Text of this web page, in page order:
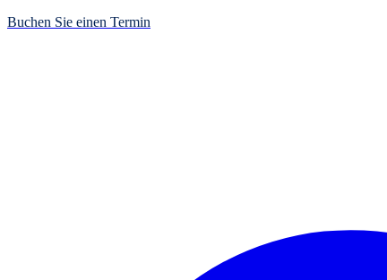
Buchen Sie einen Termin